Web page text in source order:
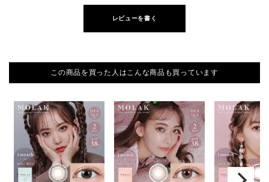
レビューを書く
この商品を買った人はこんな商品も買っています